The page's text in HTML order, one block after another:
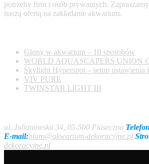
potrzeby firm i osób prywatnych.
naszą ofertą na zakładanie akwarium.
Glony w akwarium – 10 sposobów
WORLD AQUASCAPERS UNION
Skylight Hyperspot – setup ustawienia
VIV PURE
TWINSTAR LIGHT III
ul. Julianowska 34, 05-500 Piaseczno
E-mail:biuro@akwarium-dekoracyjne.pl
dekoracyjne.pl